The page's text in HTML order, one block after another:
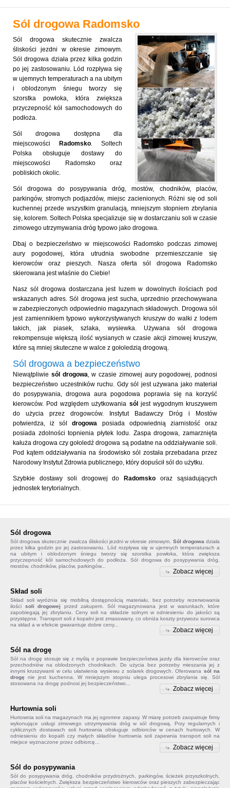
Sól drogowa Radomsko
Sól drogowa skutecznie zwalcza
śliskości jezdni w okresie zimowym.
Sól drogowa działa przez kilka godzin
po jej zastosowaniu. Lód rozpływa się
w ujemnych temperaturach a na ubitym
i oblodzonym śniegu tworzy się
szorstka powłoka, która zwiększa
przyczepność kół samochodowych do
podłoża.
Sól drogowa dostępna dla
miejscowości
Radomsko. Soltech
Polska obsługuje dostawy do
miejscowości Radomsko oraz
pobliskich okolic.
Sól drogowa do posypywania dróg, mostów, chodników, placów,
parkingów, stromych podjazdów, miejsc zacienionych. Różni się od soli
kuchennej przede wszystkim granulacją, mniejszym stopniem zbrylania
się, kolorem. Soltech Polska specjalizuje się w dostarczaniu soli w czasie
zimowego utrzymywania dróg typowo jako drogowa.
Dbaj o bezpieczeństwo w miejscowości Radomsko podczas zimowej
aury pogodowej, która utrudnia swobodne przemieszczanie się
kierowców oraz pieszych. Nasza oferta sól drogowa Radomsko
skierowana jest właśnie do Ciebie!
Nasz sól drogowa dostarczana jest luzem w dowolnych ilościach pod
wskazanych adres. Sól drogowa jest sucha, uprzednio przechowywana
w zabezpieczonych odpowiednio magazynach składowych. Drogowa sól
jest zamiennikiem typowo wykorzystywanych kruszyw do walki z lodem
takich, jak piasek, szlaka, wysiewka. Używana sól drogowa
rekompensuje większą ilość wysianych w czasie akcji zimowej kruszyw,
które są mniej skuteczne w walce z gołoledzią drogową.
Sól drogowa a bezpieczeństwo
Niewątpliwie sól drogowa, w czasie zimowej aury pogodowej, podnosi
bezpieczeństwo uczestników ruchu. Gdy sól jest używana jako materiał
do posypywania, drogowa aura pogodowa poprawia się na korzyść
kierowców. Pod względem użytkowania sól jest wygodnym kruszywem
do użycia przez drogowców. Instytut Badawczy Dróg i Mostów
potwierdza, iż sóldrogowa posiada odpowiednią ziarnistość oraz
posiada zdolności topnienia płytek lodu. Zaspa drogowa, zamarznięta
kałuża drogowa czy gołoledź drogowa są podatne na oddziaływanie soli.
Pod kątem oddziaływania na środowisko sól została przebadana przez
Narodowy Instytut Zdrowia publicznego, który dopuścił sól do użytku.
Szybkie dostawy soli drogowej do Radomsko oraz sąsiadujących
jednostek terytorialnych.
Sól drogowa
Sól drogowa skutecznie zwalcza śliskości jezdni w okresie zimowym. Sól drogowa działa
przez kilka godzin po jej zastosowaniu. Lód rozpływa się w ujemnych temperaturach a
na ubitym i oblodzonym śniegu tworzy się szorstka powłoka, która zwiększa
przyczepność kół samochodowych do podłoża. Sól drogowa do posypywania dróg,
mostów, chodników, placów, parkingów...
Zobacz więcej
Skład soli
Skład soliwyróżnia się mobilną dostępnością materiału, bez potrzeby rezerwowania
ilości soli drogowej przed zakupem. Sól magazynowana jest w warunkach, które
zapobiegają jej zbrylaniu. Ceny soli na składzie solnym w odniesieniu do jakości są
przystępne. Transport soli z kopalni jest zmasowany, co obniża koszty przywozu surowca
na skład a w efekcie gwarantuje dobre ceny...
Zobacz więcej
Sól na drogę
Sól na drogę stosuje się z myślą o poprawie bezpieczeństwa jazdy dla kierowców oraz
przechodniów na oblodzonych chodnikach. Do użycia bez potrzeby mieszania jej z
innymi kruszywami w celu ułatwienia wysiewu z solarek drogowych. Oferowana sól na
drogę nie jest kuchenna. W mniejszym stopniu ulega procesowi zbrylania się. Sól
stosowana na drogę podnosi jej bezpieczeństwo...
Zobacz więcej
Hurtownia soli
Hurtownia soli na magazynach ma jej ogromne zapasy. W miarę potrzeb zaopatruje firmy
wykonujące usługi zimowego utrzymywania dróg w sól drogową. Przy regularnych i
cyklicznych dostawach soli hurtownia obsługuje odbiorców w cenach hurtowych. W
odniesieniu do kopalń czy małych składów hurtownia solizapewnia transport soli na
miejsce wyznaczone przez odbiorcę...
Zobacz więcej
Sól do posypywania
Sól do posypywania dróg, chodników przydrożnych, parkingów, ścieżek przyszkolnych,
placów kościelnych. Zwiększa bezpieczeństwo kierowców oraz pieszych zabezpieczając